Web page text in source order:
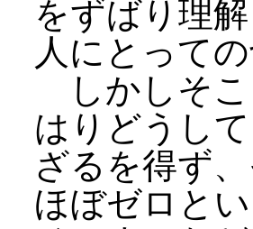
をずばり理
人にとって
しかしそこ
はりどうし
ざるを得ず
ほぼゼロと